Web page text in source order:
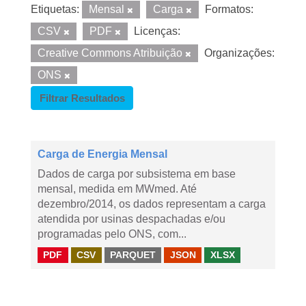
Etiquetas: Mensal Carga
Formatos:
CSV
PDF
Licenças:
Creative Commons Atribuição
Organizações:
ONS
Filtrar Resultados
Carga de Energia Mensal
Dados de carga por subsistema em base
mensal, medida em MWmed. Até
dezembro/2014, os dados representam a carga
atendida por usinas despachadas e/ou
programadas pelo ONS, com...
PDF CSV PARQUET JSON XLSX